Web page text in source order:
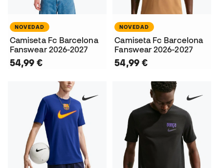
NOVEDAD
Camiseta Fc Barcelona
Fanswear 2026-2027
54,99 €
NOVEDAD
Camiseta Fc Barcelona
Fanswear 2026-2027
54,99 €